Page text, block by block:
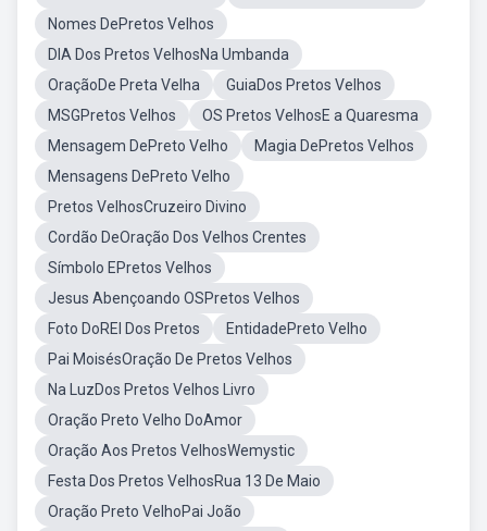
Nomes DePretos Velhos
DIA Dos Pretos VelhosNa Umbanda
OraçãoDe Preta Velha
GuiaDos Pretos Velhos
MSGPretos Velhos
OS Pretos VelhosE a Quaresma
Mensagem DePreto Velho
Magia DePretos Velhos
Mensagens DePreto Velho
Pretos VelhosCruzeiro Divino
Cordão DeOração Dos Velhos Crentes
Símbolo EPretos Velhos
Jesus Abençoando OSPretos Velhos
Foto DoREI Dos Pretos
EntidadePreto Velho
Pai MoisésOração De Pretos Velhos
Na LuzDos Pretos Velhos Livro
Oração Preto Velho DoAmor
Oração Aos Pretos VelhosWemystic
Festa Dos Pretos VelhosRua 13 De Maio
Oração Preto VelhoPai João